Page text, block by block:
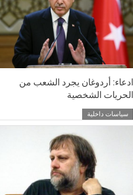
ادعاء: أردوغان يجرد الشعب من
الحريات الشخصية
سياسات داخلية